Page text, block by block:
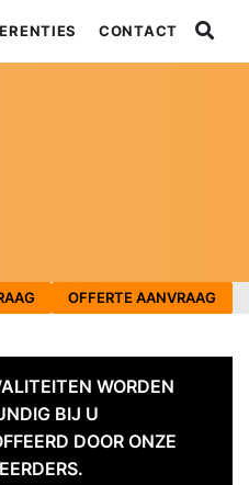
CONTACT
OFFERTE AANVRAAG
WORDEN
BIJ U
DOOR ONZE